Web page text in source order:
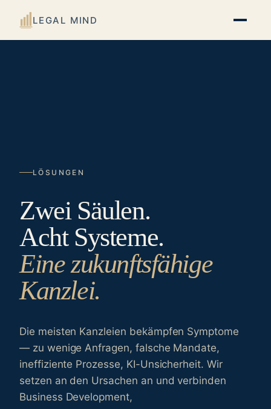
LEGAL MIND
LÖSUNGEN
Zwei Säulen.
Acht Systeme.
Eine zukunftsfähige
Kanzlei.
Die meisten Kanzleien bekämpfen Symptome
— zu wenige Anfragen, falsche Mandate,
ineffiziente Prozesse, KI-Unsicherheit. Wir
setzen an den Ursachen an und verbinden
Business Development,